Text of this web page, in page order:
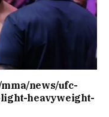
news/ufc-
heavyweight-